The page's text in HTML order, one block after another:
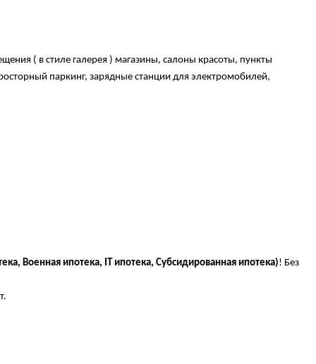
( в стиле галерея ) магазины, салоны красоты, пункты
паркинг, зарядные станции для электромобилей,
Военная ипотека, IT ипотека, Субсидированная ипотека)! Без